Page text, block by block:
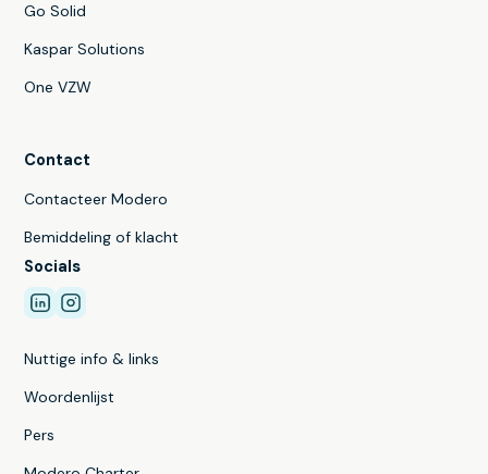
Go Solid
Kaspar Solutions
One VZW
Contact
Contacteer Modero
Bemiddeling of klacht
Socials
Nuttige info & links
Woordenlijst
Pers